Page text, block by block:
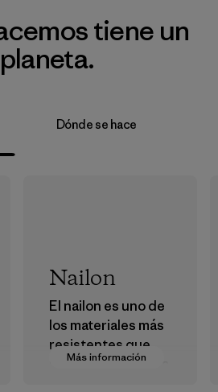
tiene un
Dónde se hace
Más información
Nailon
El nailon es uno de
los materiales más
resistentes que
usamos en nuestra